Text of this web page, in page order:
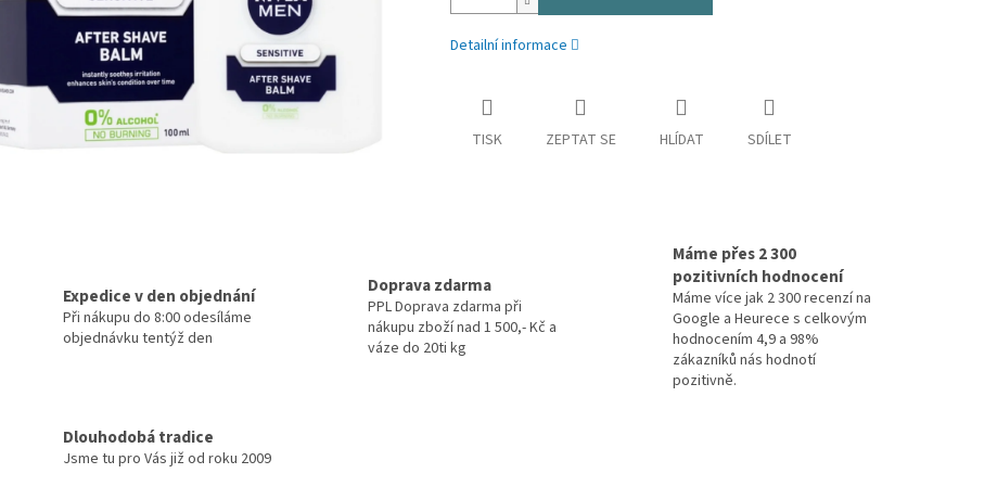
Detailní informace
TISK ZEPTAT SE HLÍDAT SDÍLET
Expedice v den objednání
Při nákupu do 8:00 odesíláme
objednávku tentýž den
Doprava zdarma
PPL Doprava zdarma při
nákupu zboží nad 1 500,- Kč a
váze do 20ti kg
Máme přes 2 300
pozitivních hodnocení
Máme více jak 2 300 recenzí na
Google a Heurece s celkovým
hodnocením 4,9 a 98%
zákazníků nás hodnotí
pozitivně.
Dlouhodobá tradice
Jsme tu pro Vás již od roku 2009